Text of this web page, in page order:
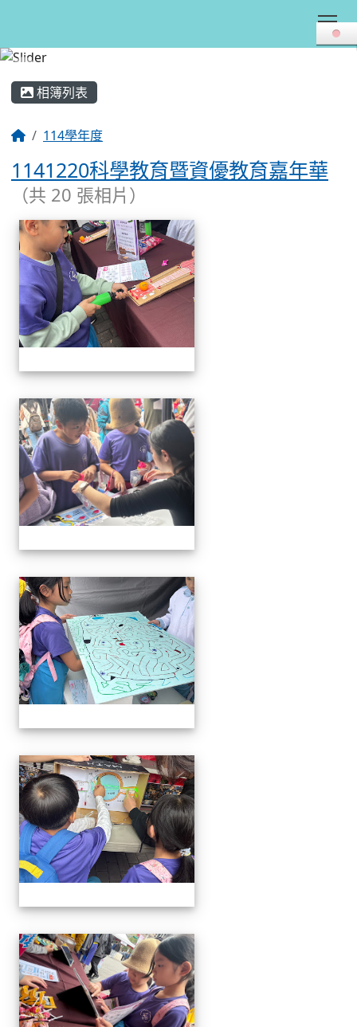
相簿列表
114學年度
1141220科學教育暨資優教育嘉年華
（共 20 張相片）
相簿列表 1141220科學教育暨資優教
1141220科學教育暨資優教
1141220科學教育暨資優教
1141220科學教育暨資優教
1141220科學教育暨資優教